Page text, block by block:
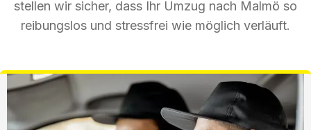
stellen wir sicher, dass Ihr Umzug nach Malmö so
reibungslos und stressfrei wie möglich verläuft.